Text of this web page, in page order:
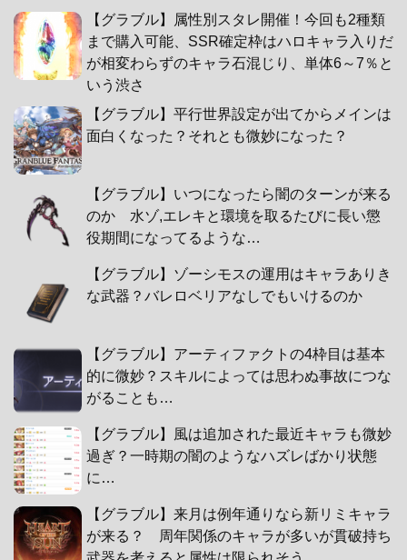
【グラブル】属性別スタレ開催！今回も2種類
まで購入可能、SSR確定枠はハロキャラ入りだ
が相変わらずのキャラ石混じり、単体6～7％と
いう渋さ
【グラブル】平行世界設定が出てからメインは
面白くなった？それとも微妙になった？
【グラブル】いつになったら闇のターンが来る
のか 水ゾ,エレキと環境を取るたびに長い懲
役期間になってるような…
【グラブル】ゾーシモスの運用はキャラありき
な武器？バレロベリアなしでもいけるのか
【グラブル】アーティファクトの4枠目は基本
的に微妙？スキルによっては思わぬ事故につな
がることも…
【グラブル】風は追加された最近キャラも微妙
過ぎ？一時期の闇のようなハズレばかり状態
に…
【グラブル】来月は例年通りなら新リミキャラ
が来る？ 周年関係のキャラが多いが貫破持ち